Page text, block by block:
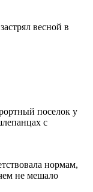
весной в
поселок у
с
нормам,
не мешало